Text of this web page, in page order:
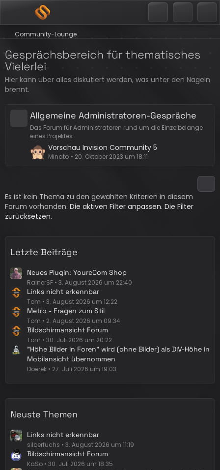
Community-Lounge
Gesprächsbereich für thematisches
Vielerlei
Hier kann über alles diskutiert werden, was unter den Nägeln
brennt.
Allgemeine Administratoren-Gespräche
Das Forum für Administratoren rund um die Einzelbelange
eines Projektes.
L
e
e
B
e
ä
e
Vorschau Invision Community 5
Minato 20. Oktober 2023 um 18:11
Es ist kein Thema zu den gewählten Kriterien in diesem
Forum vorhanden. Die aktiven Filter anpassen. Die Filter
zurücksetzen.
Letzte Beiträge
Neues Plugin: YoureCom Shop
RainerSF 3. August 2026 um 22:40
Links nicht erkennbar
Tom 3. August 2026 um 12:22
Metro - Fragen zum Stil
Tom 2. August 2026 um 09:34
Bildschirmansicht Forum
Tom 30. Juli 2026 um 20:22
"Höhe Bilder in Foren" wird (ohne Bilder) als DIV-Höhe in
Mobilansicht übernommen
Doerek 27. Juli 2026 um 19:03
Neuste Themen
Links nicht erkennbar
silberfuchs 3. August 2026 um 11:19
Bildschirmansicht Forum
KaSo 30. Juli 2026 um 18:35